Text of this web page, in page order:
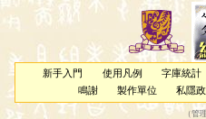
新手入門 使用凡例 字庫統計
鳴謝
製作單位 私隱
（管